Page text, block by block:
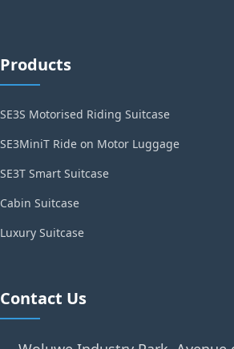
Products
SE3S Motorised Riding Suitcase
SE3MiniT Ride on Motor Luggage
SE3T Smart Suitcase
Cabin Suitcase
Luxury Suitcase
Contact Us